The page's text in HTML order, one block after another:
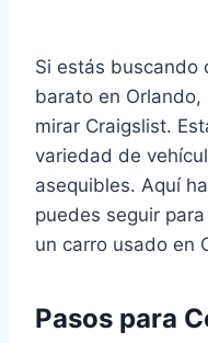
Si estás buscando
barato en
mirar Craigslist.
variedad de
asequibles. Aquí
puedes seguir
un carro usado en
Pasos para